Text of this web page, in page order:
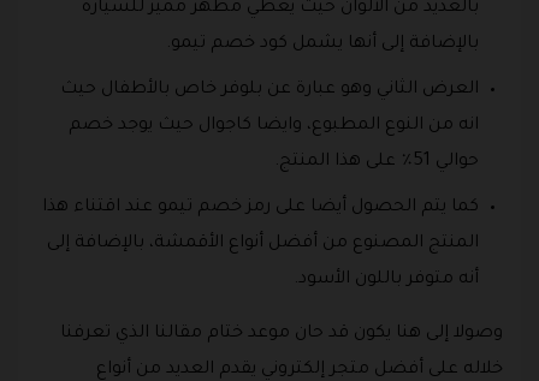
بالعديد من الألوان حيث يعطي مظهر مميز للسيارة
بالإضافة إلى أنها يشمل كود خصم تيمو.
العرض الثاني وهو عبارة عن بلوفر خاص بالأطفال حيث
انه من النوع المطبوع، وايضا كاجوال حيث يوجد خصم
حوالي 51٪ على هذا المنتج.
كما يتم الحصول أيضا على رمز خصم تيمو عند اقتناء هذا
المنتج المصنوع من أفضل أنواع الأقمشة، بالإضافة إلى
أنه متوفر باللون الأسود.
وصولا إلى هنا يكون قد حان موعد ختام مقالنا الذي تعرفنا
خلاله على أفضل متجر إلكتروني يقدم العديد من أنواع